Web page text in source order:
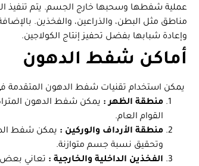
عملية شفطها وسحبها خارج الجسم. يتم تنفيذ
مناطق مثل البطن، والذراعين، والفخذين.
وإعادة شبابها بفضل تحفيز إنتاج الكولاجين.
أماكن شفط الدهون
يمكن استخدام تقنيات شفط الدهون
منطقة الظهر : يمكن شفط الدهون
القوام العام.
منطقة الأرداف والوركين : يمكن شفط
وتحقيق نسبة جسم متوازنة.
الفخذين الداخلية والخارجية : تعاني بعض